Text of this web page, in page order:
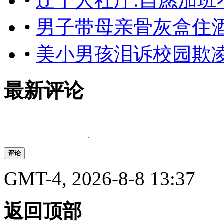
• 男子带母亲骨灰盒住
• 美小男孩泪诉校园欺
最新评论
评论
GMT-4, 2026-8-8 13:37
返回顶部